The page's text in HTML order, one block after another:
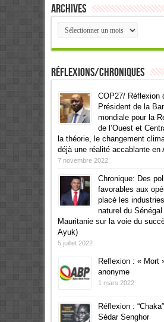
Archives
Archives
Réflexions/Chroniques
COP27/ Réflexion
Président de la
mondiale pour la
de l’Ouest et
la théorie, le changement
déjà une réalité accablante en
7 novembre 2022
Chronique: Des
favorables aux
placé les
naturel du
Mauritanie sur la voie du
Ayuk)
5 juillet 2022
Reflexion : « Mort
anonyme
1 mars 2022
Réflexion :
Sédar Senghor